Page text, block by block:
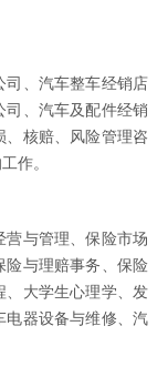
司、汽车整车经销店
司、汽车及配件经销
、核赔、风险管理咨
作。
营与管理、保险市场
险与理赔事务、保险
、大学生心理学、发
电器设备与维修、汽